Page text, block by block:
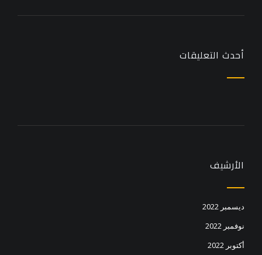
أحدث التعليقات
الأرشيف
ديسمبر 2022
نوفمبر 2022
أكتوبر 2022